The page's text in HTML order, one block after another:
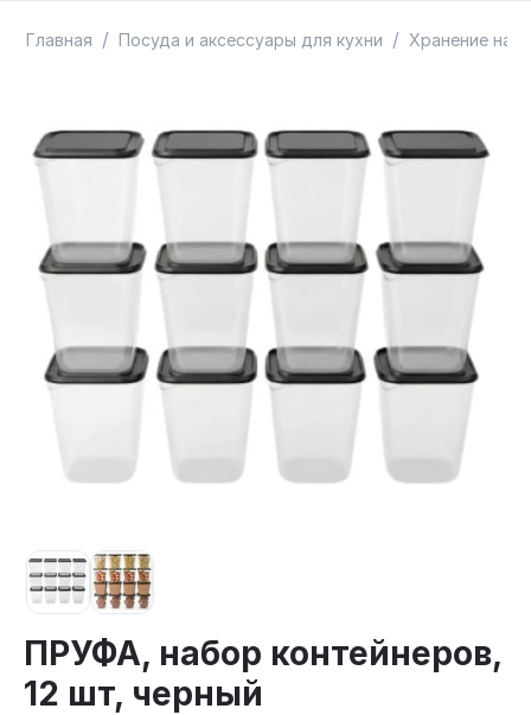
Главная / Посуда и аксессуары для кухни / Хранение на
ПРУФА, набор контейнеров,
12 шт, черный